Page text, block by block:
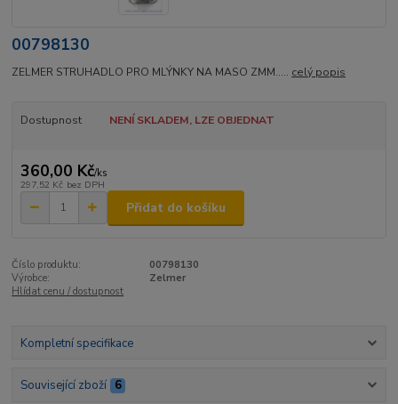
00798130
ZELMER STRUHADLO PRO MLÝNKY NA MASO ZMM..... celý popis
Dostupnost NENÍ SKLADEM, LZE OBJEDNAT
360,00 Kč/ks
297,52 Kč bez DPH
Přidat do košíku
Číslo produktu:
00798130
Výrobce:
Zelmer
Hlídat cenu / dostupnost
Kompletní specifikace
Související zboží 6